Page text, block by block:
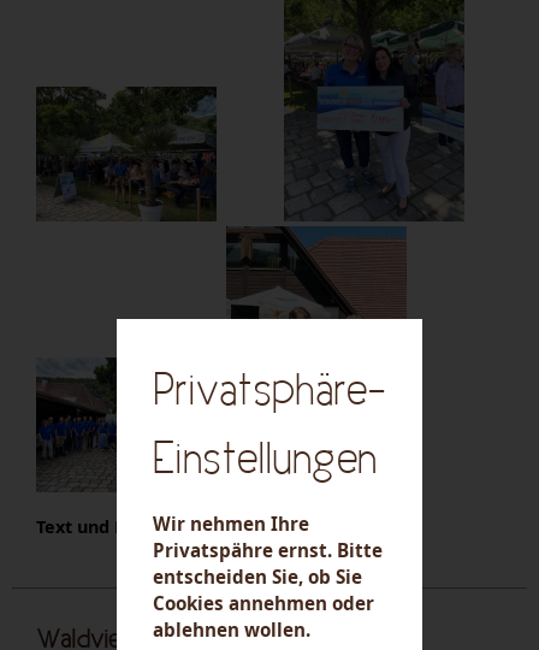
Text und Fotos - RC Krems-Wachau
Waldviertler Jobmesse
Privatsphäre-
Einstellungen
Wir nehmen Ihre
Privatspähre ernst. Bitte
entscheiden Sie, ob Sie
Cookies annehmen oder
ablehnen wollen.